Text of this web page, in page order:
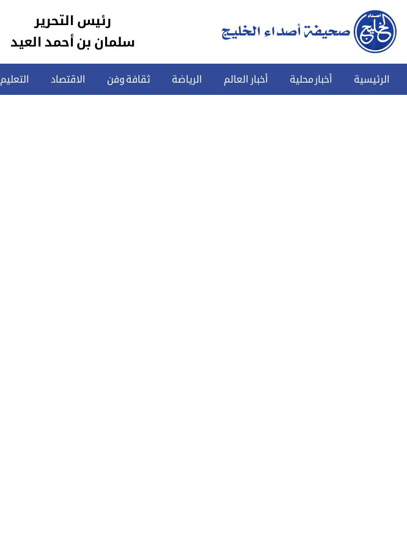
رئيس التحرير
سلمان بن أحمد العيد
الرئيسية أخبار محلية أخبار العالم الرياضة ثقافة وفن الاقتصاد التعليم